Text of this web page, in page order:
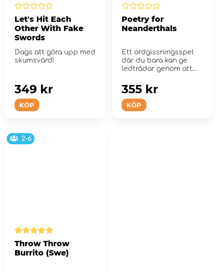
Let's Hit Each
Other With Fake
Swords
Dags att göra upp med
skumsvärd!
KÖP
349 kr
Poetry for
Neanderthals
Ett ordgissningsspel
där du bara kan ge
ledtrådar genom att
KÖP
355 kr
2-6
Throw Throw
Burrito (Swe)